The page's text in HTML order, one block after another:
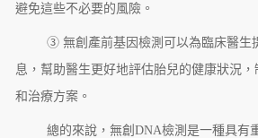
避免這些不必要的風險。
③ 無創產前基因檢測可以為臨床醫生
息，幫助醫生更好地評估胎兒的健康狀況
和治療方案。
總的來說，無創DNA檢測是一種具有